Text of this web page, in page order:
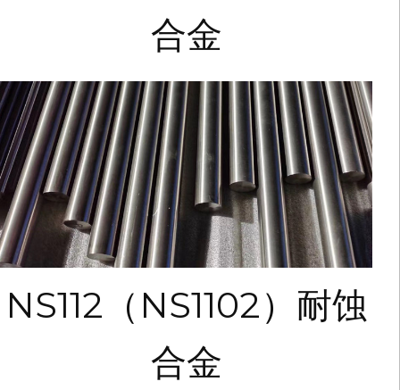
合金
NS112（NS1102）耐蚀
合金